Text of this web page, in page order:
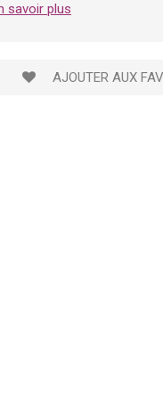
savoir plus
AJOUTER AUX